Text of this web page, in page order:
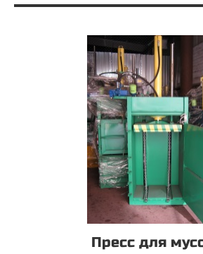
Пресс для